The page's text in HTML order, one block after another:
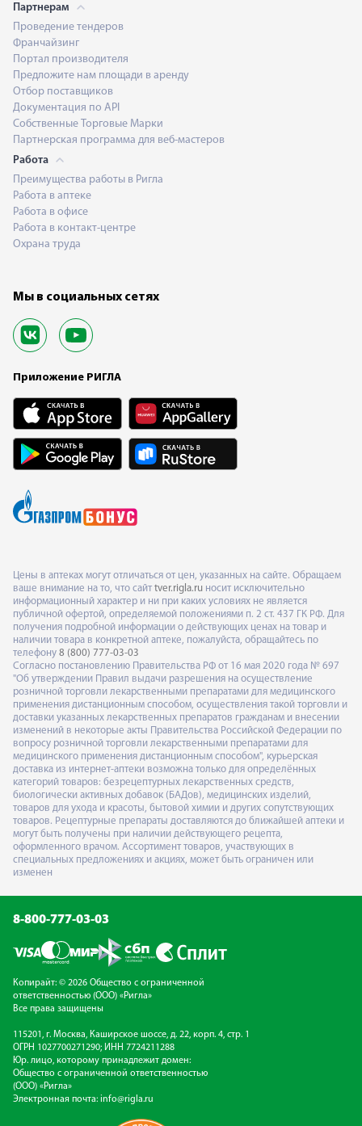
Партнерам
Проведение тендеров
Франчайзинг
Портал производителя
Предложите нам площади в аренду
Отбор поставщиков
Документация по API
Собственные Торговые Марки
Партнерская программа для веб-мастеров
Работа
Преимущества работы в Ригла
Работа в аптеке
Работа в офисе
Работа в контакт-центре
Охрана труда
Мы в социальных сетях
Приложение РИГЛА
Цены в аптеках могут отличаться от цен, указанных на сайте. Обращаем
ваше внимание на то, что сайт tver.rigla.ru носит исключительно
информационный характер и ни при каких условиях не является
публичной офертой, определяемой положениями п. 2 ст. 437 ГК РФ. Для
получения подробной информации о действующих ценах на товар и
наличии товара в конкретной аптеке, пожалуйста, обращайтесь по
телефону 8 (800) 777-03-03
Согласно постановлению Правительства РФ от 16 мая 2020 года № 697
"Об утверждении Правил выдачи разрешения на осуществление
розничной торговли лекарственными препаратами для медицинского
применения дистанционным способом, осуществления такой торговли и
доставки указанных лекарственных препаратов гражданам и внесении
изменений в некоторые акты Правительства Российской Федерации по
вопросу розничной торговли лекарственными препаратами для
медицинского применения дистанционным способом", курьерская
доставка из интернет-аптеки возможна только для определённых
категорий товаров: безрецептурных лекарственных средств,
биологически активных добавок (БАДов), медицинских изделий,
товаров для ухода и красоты, бытовой химии и других сопутствующих
товаров. Рецептурные препараты доставляются до ближайшей аптеки и
могут быть получены при наличии действующего рецепта,
оформленного врачом. Ассортимент товаров, участвующих в
специальных предложениях и акциях, может быть ограничен или
изменен
8-800-777-03-03
Копирайт: © 2026 Общество с ограниченной
ответственностью (ООО) «Ригла»
Все права защищены
115201, г. Москва, Каширское шоссе, д. 22, корп. 4, стр. 1
ОГРН 1027700271290; ИНН 7724211288
Юр. лицо, которому принадлежит домен:
Общество с ограниченной ответственностью
(ООО) «Ригла»
Электронная почта: info@rigla.ru